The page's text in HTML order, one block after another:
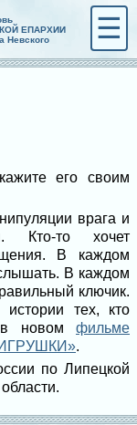
ЕПАРХИИ
Невского
☰
его своим
врага и
Кто-то хочет
В каждом
В каждом
ключик.
тех, кто
новом фильме
.
по Липецкой